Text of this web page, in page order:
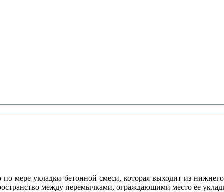
мере укладки бетонной смеси, которая выходит из
между перемычками, ограждающими место ее